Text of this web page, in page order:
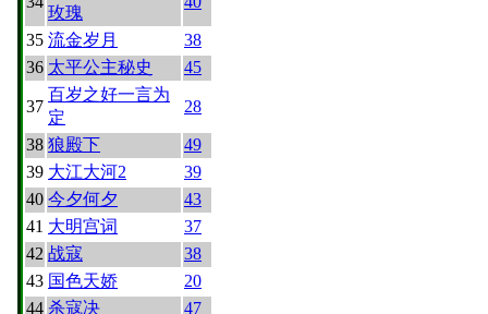
玫瑰
35 流金岁月
38
36 太平公主秘史 45
37
百岁之好一言为
定
28
38 狼殿下
49
39 大江大河2
39
40 今夕何夕
43
41 大明宫词
37
42 战寇
38
43 国色天娇
20
44 杀寇决
47